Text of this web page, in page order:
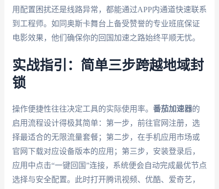
用配置困扰还是线路异常，都能通过APP内通道快速联系
到工程师。如同奥斯卡舞台上备受赞誉的专业班底保证
电影效果，他们确保你的回国加速之路始终平顺无忧。
实战指引：简单三步跨越地域封
锁
操作便捷性往往决定工具的实际使用率。 番茄加速器的
启用流程设计得极其简单：第一步，前往官网注册，选
择最适合的无限流量套餐；第二步，在手机应用市场或
官网下载对应设备版本的应用；第三步，安装登录后，
应用中点击“一键回国”连接，系统便会自动完成最优节点
选择与安全配置。此时打开腾讯视频、优酷、爱奇艺，